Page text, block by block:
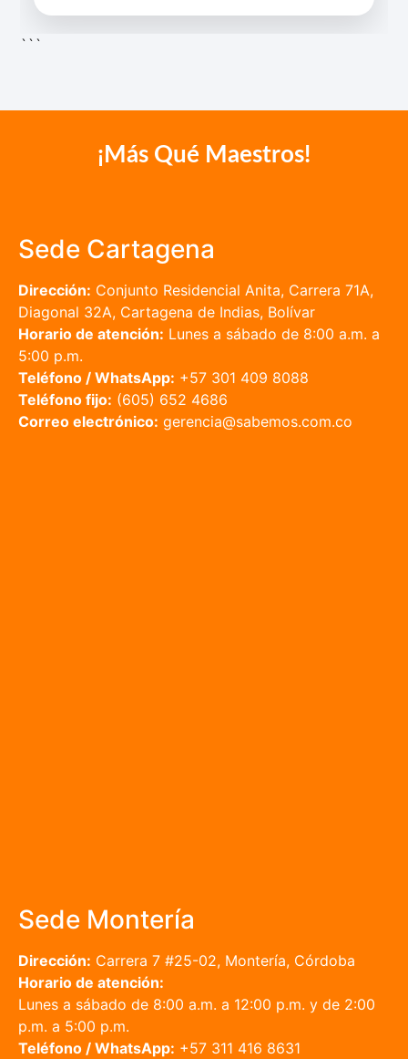
```
¡Más Qué Maestros!
Sede Cartagena
Dirección: Conjunto Residencial Anita, Carrera 71A,
Diagonal 32A, Cartagena de Indias, Bolívar
Horario de atención: Lunes a sábado de 8:00 a.m. a
5:00 p.m.
Teléfono / WhatsApp: +57 301 409 8088
Teléfono fijo: (605) 652 4686
Correo electrónico: gerencia@sabemos.com.co
Sede Montería
Dirección: Carrera 7 #25-02, Montería, Córdoba
Horario de atención:
Lunes a sábado de 8:00 a.m. a 12:00 p.m. y de 2:00
p.m. a 5:00 p.m.
Teléfono / WhatsApp: +57 311 416 8631